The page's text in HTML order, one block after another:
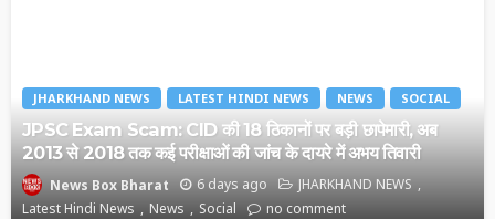
JHARKHAND NEWS LATEST HINDI NEWS NEWS SOCIAL
JPSC Exam Scam: CID की 18 ठिकानों पर बड़ी छापेमारी, अब
2013 से 2018 तक कई परीक्षाओं की जांच के दायरे में अभय तिवारी
News Box Bharat 6 days ago
JHARKHAND NEWS
Latest Hindi News
News Social no comment